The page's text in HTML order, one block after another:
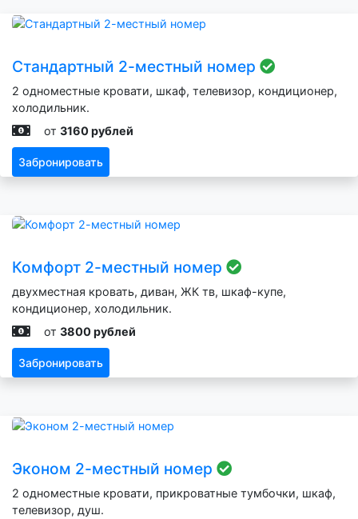
Стандартный 2-местный номер
2 одноместные кровати, шкаф, телевизор, кондиционер,
холодильник.
от 3160 рублей
Забронировать
Комфорт 2-местный номер
двухместная кровать, диван, ЖК тв, шкаф-купе,
кондиционер, холодильник.
от 3800 рублей
Забронировать
Эконом 2-местный номер
2 одноместные кровати, прикроватные тумбочки, шкаф,
телевизор, душ.